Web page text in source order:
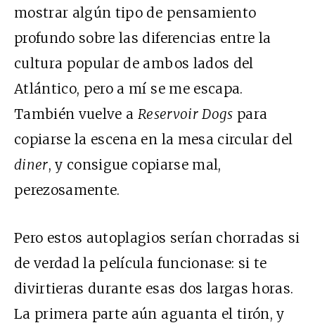
mostrar algún tipo de pensamiento
profundo sobre las diferencias entre la
cultura popular de ambos lados del
Atlántico, pero a mí se me escapa.
También vuelve a Reservoir Dogs para
copiarse la escena en la mesa circular del
diner, y consigue copiarse mal,
perezosamente.
Pero estos autoplagios serían chorradas si
de verdad la película funcionase: si te
divirtieras durante esas dos largas horas.
La primera parte aún aguanta el tirón, y